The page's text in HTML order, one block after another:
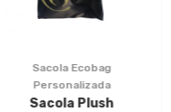
Sacola Ecobag
Personalizada
Sacola Plush